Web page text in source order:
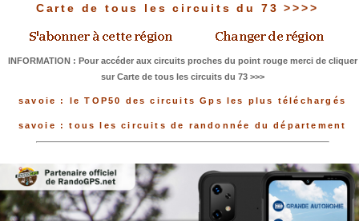
Carte de tous les circuits du 73 >>>>
INFORMATION : Pour accéder aux circuits proches du point rouge merci de cliquer
sur Carte de tous les circuits du 73 >>>
savoie : le TOP50 des circuits Gps les plus téléchargés
savoie : tous les circuits de randonnée du département